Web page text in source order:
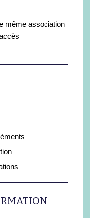
même association